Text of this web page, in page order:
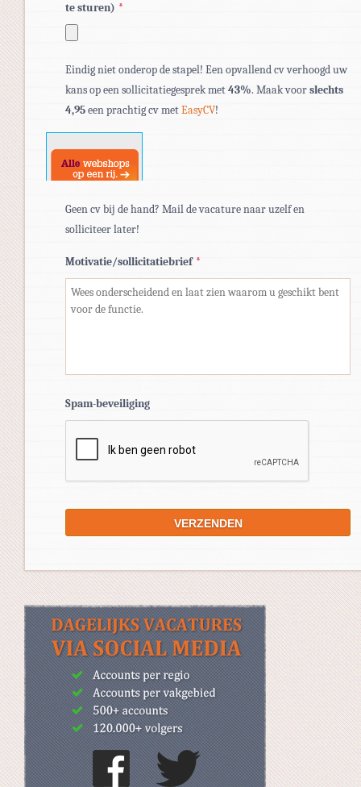
te sturen) *
bestandstypen:
pdf,
doc,
docx.
Eindig niet onderop de stapel! Een opvallend cv verhoogd uw
kans op een sollicitatiegesprek met43%. Maak voorslechts
4,95een prachtig cv metEasyCV!
Geen cv bij de hand? Mail de vacature naar uzelf en
solliciteer later!
Motivatie/sollicitatiebrief *
Spam-beveiliging